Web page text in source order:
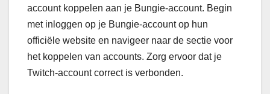
account koppelen aan je Bungie-account. Begin
met inloggen op je Bungie-account op hun
officiële website en navigeer naar de sectie voor
het koppelen van accounts. Zorg ervoor dat je
Twitch-account correct is verbonden.